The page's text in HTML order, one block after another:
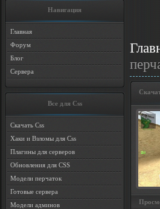
Навигация
Главная
Форум
Блог
Сервера
Все для Css
Скачать Css
Хаки и Взломы для Css
Плагины для серверов
Обновления для CSS
Модели перчаток
Готовые сервера
Модели админов